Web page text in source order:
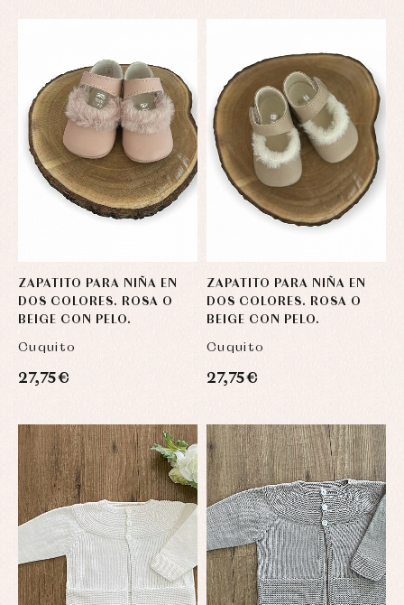
ZAPATITO PARA NIÑA EN
DOS COLORES. ROSA O
BEIGE CON PELO.
Cuquito
27,75 €
ZAPATITO PARA NIÑA EN
DOS COLORES. ROSA O
BEIGE CON PELO.
Cuquito
27,75 €